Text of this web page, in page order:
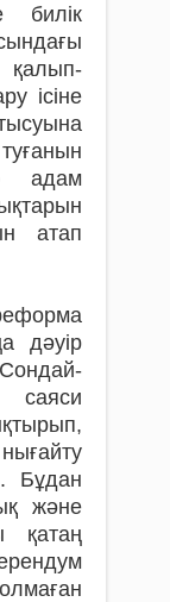
билік
қа­лып­­
ісіне
адам
атап
дәуір
Бұдан
және
қатаң